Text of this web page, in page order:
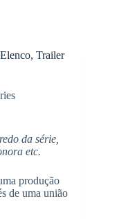
Trailer
da série,
etc.
produção
de uma união